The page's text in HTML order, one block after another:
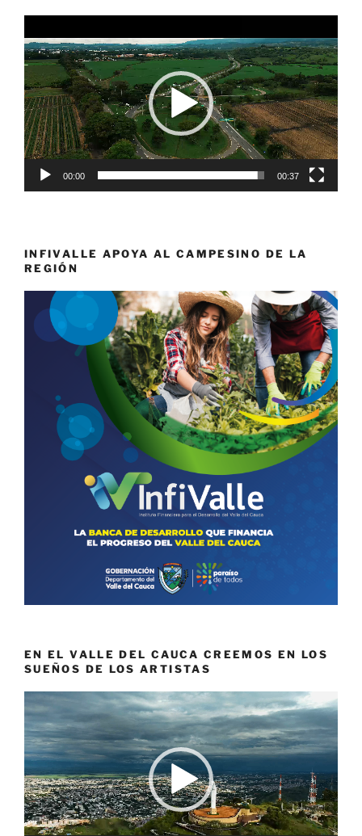
de
vídeo
00:00 00:37
INFIVALLE APOYA AL CAMPESINO DE LA
REGIÓN
EN EL VALLE DEL CAUCA CREEMOS EN LOS
SUEÑOS DE LOS ARTISTAS
Reproductor
de
vídeo